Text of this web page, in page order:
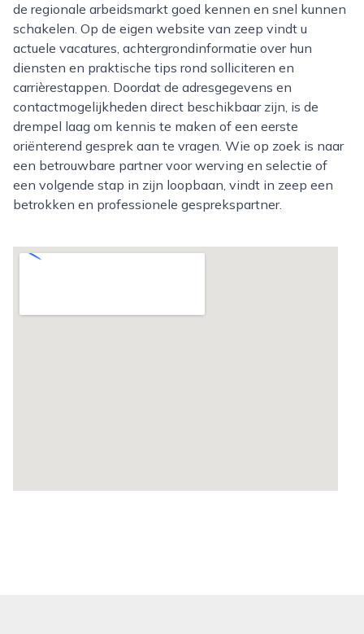
de regionale arbeidsmarkt goed kennen en snel kunnen
schakelen. Op de eigen website van zeep vindt u
actuele vacatures, achtergrondinformatie over hun
diensten en praktische tips rond solliciteren en
carrièrestappen. Doordat de adresgegevens en
contactmogelijkheden direct beschikbaar zijn, is de
drempel laag om kennis te maken of een eerste
oriënterend gesprek aan te vragen. Wie op zoek is naar
een betrouwbare partner voor werving en selectie of
een volgende stap in zijn loopbaan, vindt in zeep een
betrokken en professionele gesprekspartner.